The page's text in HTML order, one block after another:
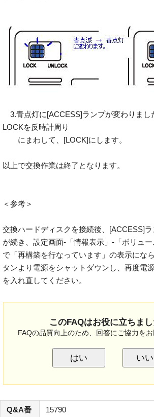
3.青点灯に[ACCESS]ランプが変わりまし
LOCKを反時計周り
にまわして、[LOCK]にします。
以上で交換作業は終了となります。
＜参考＞
交換ハードディスクを接続後、[ACCESS]
が続き、設定画面-「情報表示」-「ボリュー
で「再構築を行なっています」の表示にな
タンより電源をシャットダウンし、再度電
を入れ直してください。
このFAQはお役に立ちまし
FAQの品質向上のため、回答にご協力をお
はい いい
Q&A番
15790